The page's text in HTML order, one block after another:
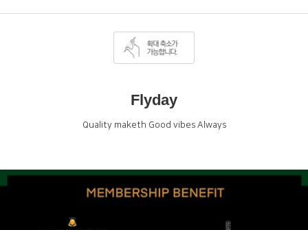
Flyday
Quality maketh Good vibes Always